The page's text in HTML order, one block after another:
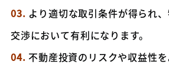
03. より適切な取引条件が得られ
交渉において有利になります。
04. 不動産投資のリスクや収益性